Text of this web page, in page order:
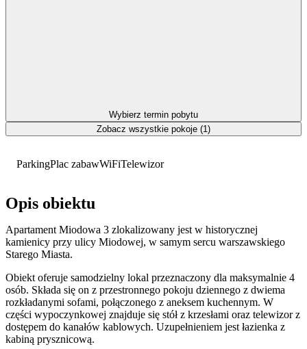
ParkingPlac zabawWiFiTelewizor
Opis obiektu
Apartament Miodowa 3 zlokalizowany jest w historycznej
kamienicy przy ulicy Miodowej, w samym sercu warszawskiego
Starego Miasta.
Obiekt oferuje samodzielny lokal przeznaczony dla maksymalnie 4
osób. Składa się on z przestronnego pokoju dziennego z dwiema
rozkładanymi sofami, połączonego z aneksem kuchennym. W
części wypoczynkowej znajduje się stół z krzesłami oraz telewizor z
dostępem do kanałów kablowych. Uzupełnieniem jest łazienka z
kabiną prysznicową.
Wybierz termin pobytu
Zobacz wszystkie pokoje (1)